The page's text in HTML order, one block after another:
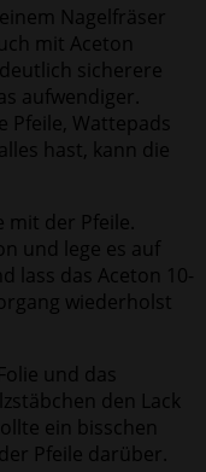
Nagelfräser
mit Aceton
sicherere
aufwendiger.
Pfeile, Wattepads
hast, kann die
mit der Pfeile.
und lege es auf
lass das Aceton 10-
wiederholst
und das
den Lack
ein bisschen
Pfeile darüber.